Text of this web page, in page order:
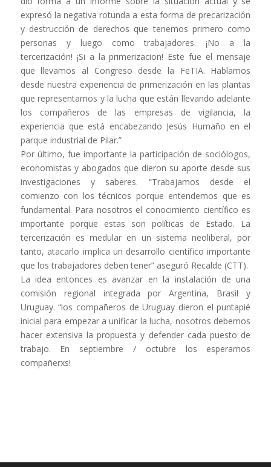
expresó la negativa rotunda a esta forma de precarización
y destrucción de derechos que tenemos primero como
personas y luego como trabajadores. ¡No a la
tercerización! ¡Si a la primerizacion! Este fue el mensaje
que llevamos al Congreso desde la FeTIA. Hablamos
desde nuestra experiencia de primerización en las plantas
que representamos y la lucha que están llevando adelante
los compañeros de las empresas de vigilancia, la
experiencia que está encabezando Jesús Humaño en el
parque industrial de Pilar.”
Por último, fue importante la participación de sociólogos,
economistas y abogados que dieron su aporte desde sus
investigaciones y saberes. “Trabajamos desde el
comienzo con los técnicos porque entendemos que es
fundamental. Para nosotros el conocimiento científico es
importante porque estas son políticas de Estado. La
tercerización es medular en un sistema neoliberal, por
tanto, atacarlo implica un desarrollo científico importante
que los trabajadores deben tener” aseguró Recalde (CTT).
La idea entonces es avanzar en la instalación de una
comisión regional integrada por Argentina, Brasil y
Uruguay. “los compañeros de Uruguay dieron el puntapié
inicial para empezar a unificar la lucha, nosotros debemos
hacer extensiva la propuesta y defender cada puesto de
trabajo. En septiembre / octubre los esperamos
compañerxs!